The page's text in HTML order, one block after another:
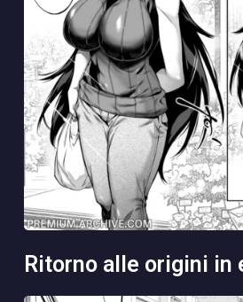
ritorno alle origini in